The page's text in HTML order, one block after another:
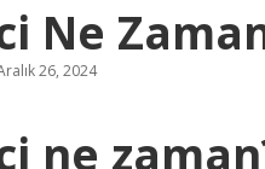
Ne
26, 2024
ne